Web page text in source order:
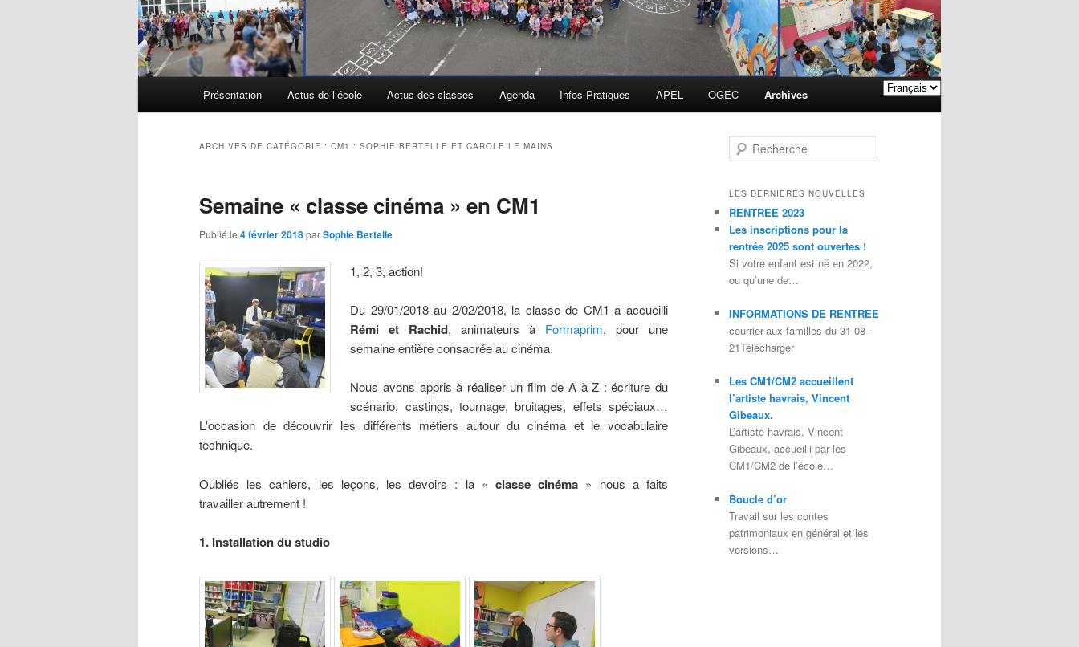
Aller au contenu principal
Aller au contenu secondaire
Présentation Actus de l’école Actus des classes Agenda Infos Pratiques APEL OGEC Archives
ARCHIVES DE CATÉGORIE : CM1 : SOPHIE BERTELLE ET CAROLE LE MAINS
Semaine « classe cinéma » en CM1
Publié le 4 février 2018parSophie Bertelle
1, 2, 3, action!
Du 29/01/2018 au 2/02/2018, la classe de CM1 a accueilli
Rémi et Rachid, animateurs à Formaprim, pour une
semaine entière consacrée au cinéma.
Nous avons appris à réaliser un film de A à Z : écriture du
scénario, castings, tournage, bruitages, effets spéciaux…
L'occasion de découvrir les différents métiers autour du cinéma et le vocabulaire
technique.
Oubliés les cahiers, les leçons, les devoirs : la « classe cinéma » nous a faits
travailler autrement !
1. Installation du studio
Recherche
LES DERNIÈRES NOUVELLES
RENTREE 2023
Les inscriptions pour la
rentrée 2025 sont ouvertes !
Si votre enfant est né en 2022,
ou qu’une de…
INFORMATIONS DE RENTREE
courrier-aux-familles-du-31-08-
21Télécharger
Les CM1/CM2 accueillent
l’artiste havrais, Vincent
Gibeaux.
L’artiste havrais, Vincent
Gibeaux, accueilli par les
CM1/CM2 de l’école…
Boucle d’or
Travail sur les contes
patrimoniaux en général et les
versions…